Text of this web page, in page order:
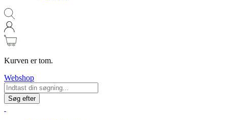
Kurven er tom.
Webshop
Søg efter